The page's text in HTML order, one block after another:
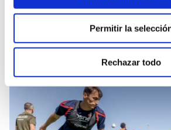
Permitir la
Rechazar todo
OSASUNA DEFEATS IPSWICH TOWN 2-1 IN